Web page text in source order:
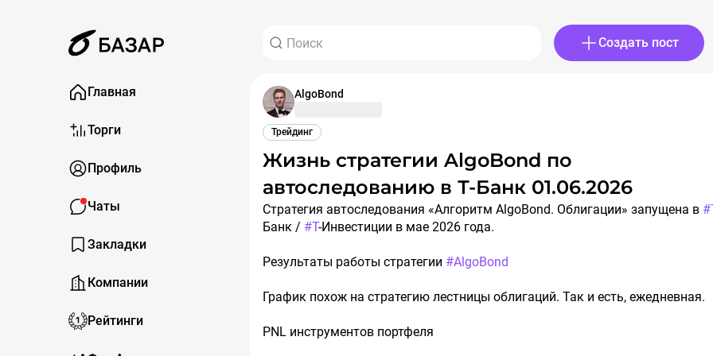
Создать пост
Главная
Торги
Профиль
Чаты
Закладки
Компании
Рейтинги
AlgoBond
Трейдинг
Жизнь стратегии AlgoBond по
автоследованию в Т-Банк 01.06.2026
Стратегия автоследования «Алгоритм AlgoBond. Облигации» запущена в
Банк / #Т-Инвестиции в мае 2026 года.
Результаты работы стратегии #AlgoBond
График похож на стратегию лестницы облигаций. Так и есть, ежедневная.
PNL инструментов портфеля